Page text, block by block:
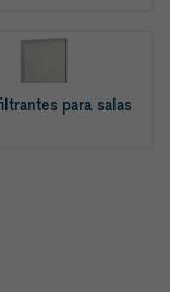
para salas